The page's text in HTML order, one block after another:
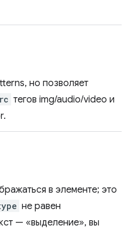
но позволяет
тегов img/audio/video и
в элементе; это
не равен
— «выделение», вы